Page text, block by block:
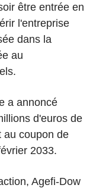
être entrée en
l'entreprise
dans la
au
a annoncé
d'euros de
au coupon de
2033.
Agefi-Dow